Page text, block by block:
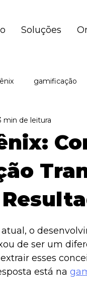
Soluções
gamificação
organização
min de leitura
o
de ser um
esses
está na